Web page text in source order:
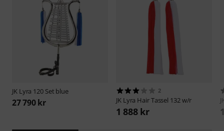
JK Lyra 120 Set blue
27 790 kr
2
JK Lyra Hair Tassel 132 w/r
1 888 kr